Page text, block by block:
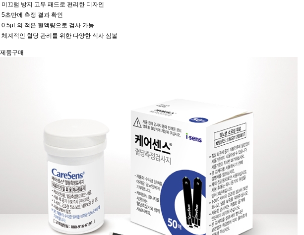
미끄럼 방지 고무 패드로 편리한 디자인
5초만에 측정 결과 확인
0.5μL의 적은 혈액량으로 검사 가능
체계적인 혈당 관리를 위한 다양한 식사 심볼
제품구매